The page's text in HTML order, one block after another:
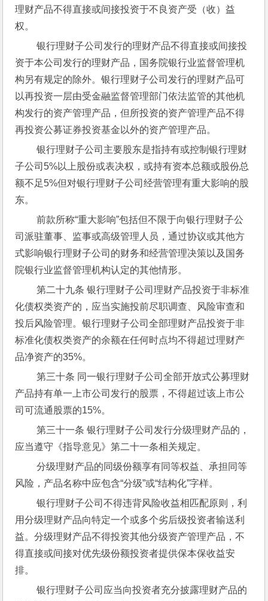
理财产品不得直接或间接投资于不良资产受（收）益
权。
银行理财子公司发行的理财产品不得直接或间接投
资于本公司发行的理财产品，国务院银行业监督管理机
构另有规定的除外。银行理财子公司发行的理财产品可
以再投资一层由受金融监督管理部门依法监管的其他机
构发行的资产管理产品，但所投资的资产管理产品不得
再投资公募证券投资基金以外的资产管理产品。
银行理财子公司主要股东是指持有或控制银行理财
子公司5%以上股份或表决权，或持有资本总额或股份总
额不足5%但对银行理财子公司经营管理有重大影响的股
东。
前款所称“重大影响”包括但不限于向银行理财子公
司派驻董事、监事或高级管理人员，通过协议或其他方
式影响银行理财子公司的财务和经营管理决策以及国务
院银行业监督管理机构认定的其他情形。
第二十九条 银行理财子公司理财产品投资于非标准
化债权类资产的，应当实施投前尽职调查、风险审查和
投后风险管理。银行理财子公司全部理财产品投资于非
标准化债权类资产的余额在任何时点均不得超过理财产
品净资产的35%。
第三十条 同一银行理财子公司全部开放式公募理财
产品持有单一上市公司发行的股票，不得超过该上市公
司可流通股票的15%。
第三十一条 银行理财子公司发行分级理财产品的，
应当遵守《指导意见》第二十一条相关规定。
分级理财产品的同级份额享有同等权益、承担同等
风险，产品名称中应包含“分级”或“结构化”字样。
银行理财子公司不得违背风险收益相匹配原则，利
用分级理财产品向特定一个或多个劣后级投资者输送利
益。分级理财产品不得投资其他分级资产管理产品，不
得直接或间接对优先级份额投资者提供保本保收益安
排。
银行理财子公司应当向投资者充分披露理财产品的